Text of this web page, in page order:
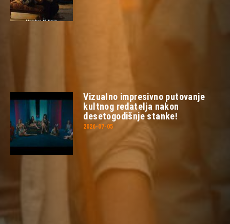
Vizualno impresivno putovanje
kultnog redatelja nakon
desetogodišnje stanke!
2026-07-05